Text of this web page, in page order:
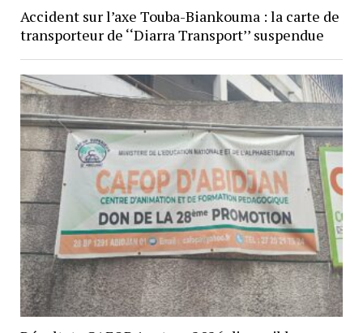
Accident sur l’axe Touba-Biankouma : la carte de
transporteur de ‘‘Diarra Transport’’ suspendue